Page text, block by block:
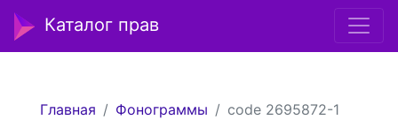
Каталог прав
Главная Фонограммы code 2695872-1